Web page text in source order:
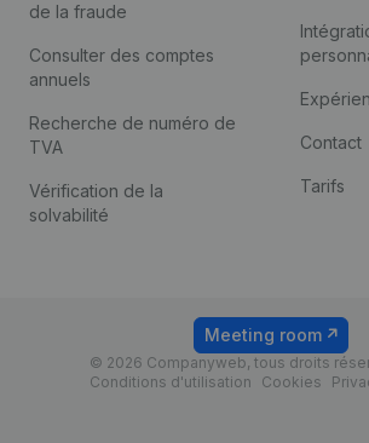
de la fraude
Consulter des comptes
annuels
Recherche de numéro de
TVA
Vérification de la
solvabilité
Contact
Tarifs
© 2026 Companyweb, tous droits
Conditions d'utilisation
Cookies
Meeting room